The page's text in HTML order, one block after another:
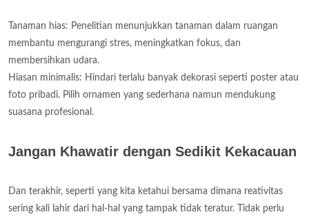
Tanaman hias: Penelitian menunjukkan tanaman dalam ruangan
membantu mengurangi stres, meningkatkan fokus, dan
membersihkan udara.
Hiasan minimalis: Hindari terlalu banyak dekorasi seperti poster atau
foto pribadi. Pilih ornamen yang sederhana namun mendukung
suasana profesional.
Jangan Khawatir dengan Sedikit Kekacauan
Dan terakhir, seperti yang kita ketahui bersama dimana reativitas
sering kali lahir dari hal-hal yang tampak tidak teratur. Tidak perlu